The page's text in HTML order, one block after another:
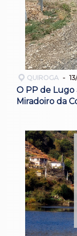
QUIROGA
O PP de
Miradoiro da